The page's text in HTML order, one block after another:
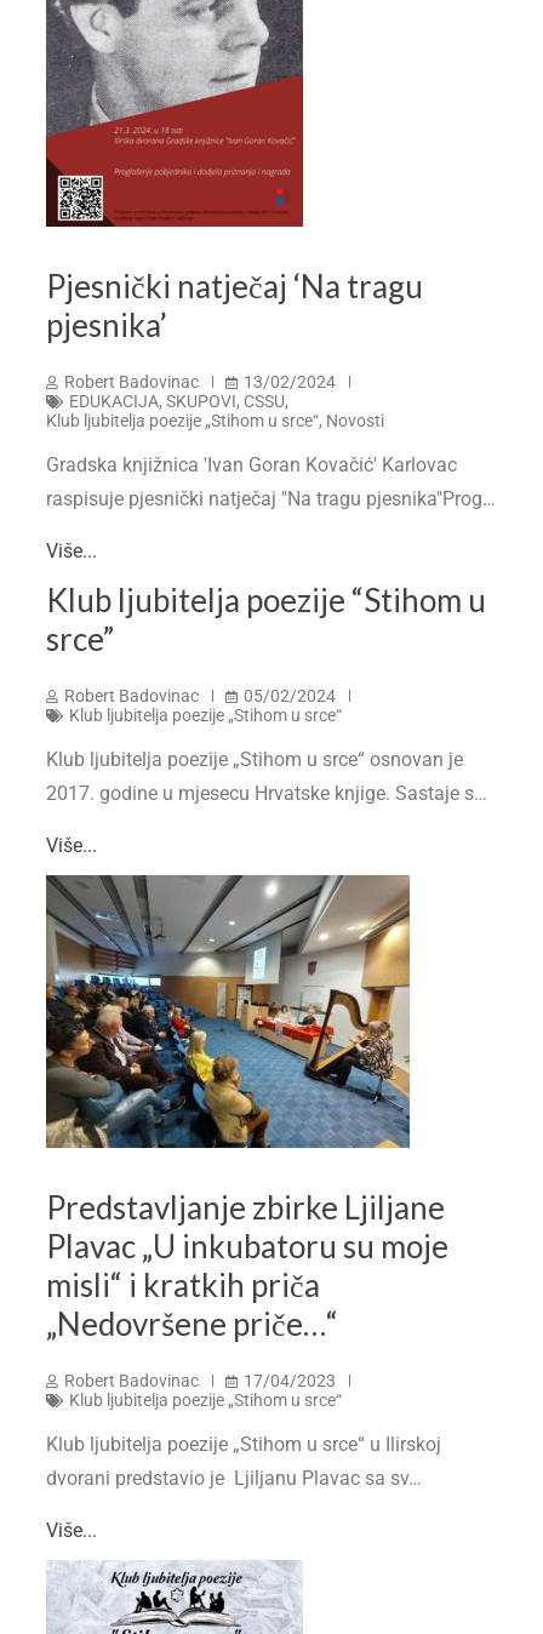
Pjesnički natječaj ‘Na tragu
pjesnika’
Robert Badovinac
13/02/2024
EDUKACIJA, SKUPOVI, CSSU,
Klub ljubitelja poezije „Stihom u srce“, Novosti
Gradska knjižnica 'Ivan Goran Kovačić' Karlovac
raspisuje pjesnički natječaj "Na tragu pjesnika"Prog…
Više...
Klub ljubitelja poezije “Stihom u
srce”
Robert Badovinac
05/02/2024
Klub ljubitelja poezije „Stihom u srce“
Klub ljubitelja poezije „Stihom u srce“ osnovan je
2017. godine u mjesecu Hrvatske knjige. Sastaje s…
Više...
Predstavljanje zbirke Ljiljane
Plavac „U inkubatoru su moje
misli“ i kratkih priča
„Nedovršene priče…“
Robert Badovinac
17/04/2023
Klub ljubitelja poezije „Stihom u srce“
Klub ljubitelja poezije „Stihom u srce“ u Ilirskoj
dvorani predstavio je Ljiljanu Plavac sa sv…
Više...